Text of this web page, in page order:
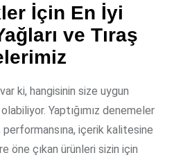
İçin En İyi
ve Tıraş
ki, hangisinin size uygun
Yaptığımız denemeler
içerik kalitesine
öne çıkan ürünleri sizin için